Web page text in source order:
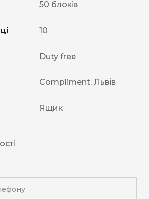
50 блоків
10
Duty free
Compliment, Львів
Ящик